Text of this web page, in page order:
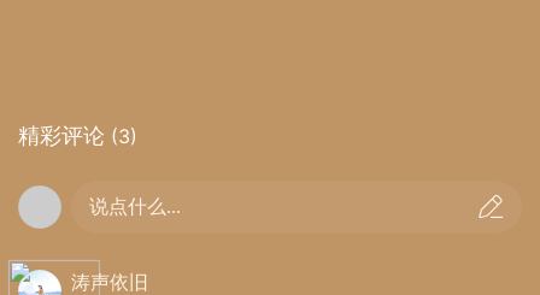
精彩评论 (3)
说点什么...
涛声依旧